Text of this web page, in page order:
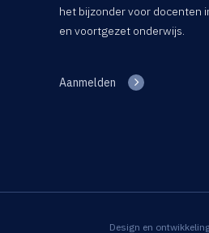
het bijzonder voor docenten
en voortgezet onderwijs.
Aanmelden
Design en